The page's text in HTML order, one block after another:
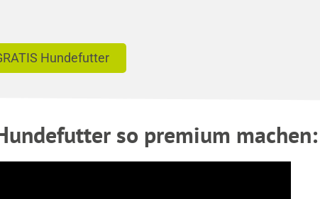
Hundefutter
so premium machen: